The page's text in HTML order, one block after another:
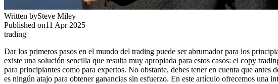
Written bySteve Miley
Published on11 Apr 2025
trading
Dar los primeros pasos en el mundo del trading puede ser abrumador para los
existe una solución sencilla que resulta muy apropiada para estos casos: el copy
para principiantes como para expertos. No obstante, debes tener en cuenta que
es ningún atajo para obtener ganancias sin esfuerzo. En este artículo ofrecemos